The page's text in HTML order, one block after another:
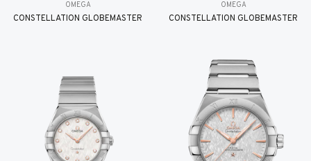
OMEGA
CONSTELLATION GLOBEMASTER
OMEGA
CONSTELLATION GLOBEMASTER